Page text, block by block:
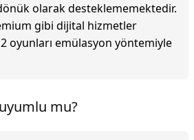
olarak desteklememektedir.
gibi dijital hizmetler
oyunları emülasyon yöntemiyle
mu?